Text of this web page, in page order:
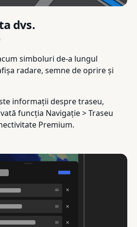
dvs.
simboluri de-a lungul
radare, semne de oprire și
informații despre traseu,
funcția Navigație > Traseu
Premium.